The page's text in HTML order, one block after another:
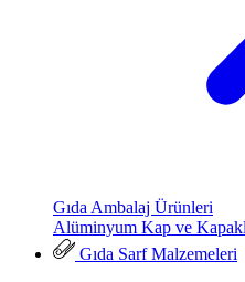
Gıda Ambalaj Ürünleri
Alüminyum Kap ve
Gıda Sarf Malzemeleri